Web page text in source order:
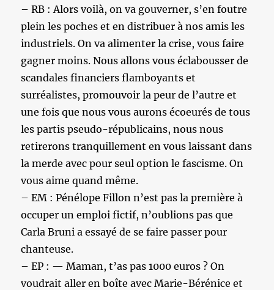
– RB : Alors voilà, on va gouverner, s’en foutre
plein les poches et en distribuer à nos amis les
industriels. On va alimenter la crise, vous faire
gagner moins. Nous allons vous éclabousser de
scandales financiers flamboyants et
surréalistes, promouvoir la peur de l’autre et
une fois que nous vous aurons écoeurés de tous
les partis pseudo-républicains, nous nous
retirerons tranquillement en vous laissant dans
la merde avec pour seul option le fascisme. On
vous aime quand même.
– EM : Pénélope Fillon n’est pas la première à
occuper un emploi fictif, n’oublions pas que
Carla Bruni a essayé de se faire passer pour
chanteuse.
– EP : — Maman, t’as pas 1000 euros ? On
voudrait aller en boîte avec Marie-Bérénice et